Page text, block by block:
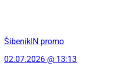
ŠibenikIN promo
02.07.2026 @ 13:13